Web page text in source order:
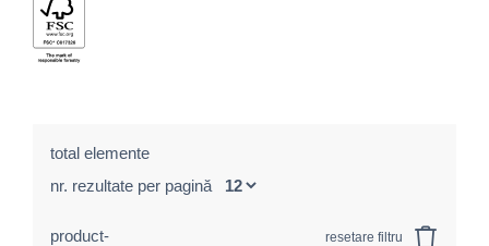
total elemente
nr. rezultate per pagină
product-
resetare filtru